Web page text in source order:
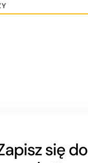
się do